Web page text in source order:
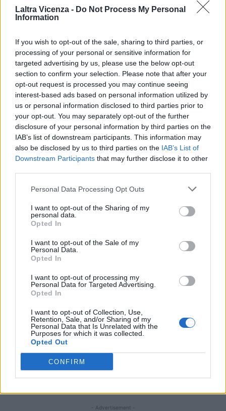
Laltra Vicenza - Do Not Process My Personal
Information
If you wish to opt-out of the sale, sharing to third parties, or
processing of your personal or sensitive information for
targeted advertising by us, please use the below opt-out
section to confirm your selection. Please note that after your
opt-out request is processed you may continue seeing
interest-based ads based on personal information utilized by
us or personal information disclosed to third parties prior to
your opt-out. You may separately opt-out of the further
disclosure of your personal information by third parties on the
IAB’s list of downstream participants. This information may
also be disclosed by us to third parties on the IAB’s List of
Downstream Participants that may further disclose it to other
Personal Data Processing Opt Outs
I want to opt-out of the Sharing of my
personal data.
Opted In
I want to opt-out of the Sale of my
Personal Data.
Opted In
I want to opt-out of processing my
Personal Data for Targeted Advertising.
Opted In
I want to opt-out of Collection, Use,
Retention, Sale, and/or Sharing of my
Personal Data that Is Unrelated with the
Purposes for which it was collected.
Opted Out
CONFIRM
trovava in acque internazionali ed era impegnata in attività illegali nel
Mar dei Caraibi”,
– foto di repertorio IPA Agency –
(ITALPRESS).
TAGS TopNewsItalia Italpress
Facebook Twitter
Blitz Usa in Venezuela, l’America
spaccata fra favorevoli e contrari
Cina: Chongqing integra
conservazione ecologica e
STAY CONNECTED
Fans Follower
- Advertisement -
- Advertisement -